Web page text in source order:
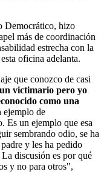
Democrático, hizo
más de coordinación
estrecha con la
oficina adelanta.
que conozco de casi
victimario pero yo
como una
de
Es un ejemplo que esa
sembrando odio, se ha
y les ha pedido
discusión es por qué
y no para otros",